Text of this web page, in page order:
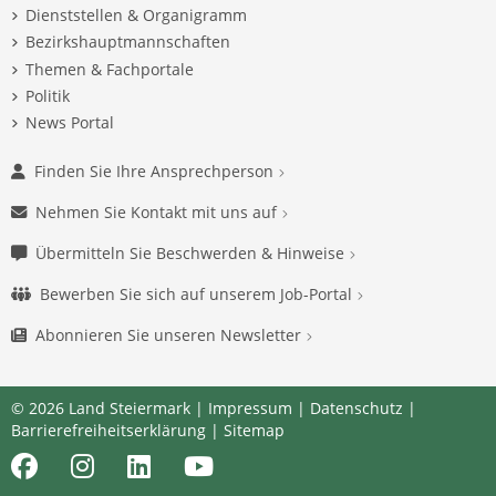
Dienststellen & Organigramm
Bezirkshauptmannschaften
Themen & Fachportale
Politik
News Portal
Finden Sie Ihre Ansprechperson
Nehmen Sie Kontakt mit uns auf
Übermitteln Sie Beschwerden & Hinweise
Bewerben Sie sich auf unserem Job-Portal
Abonnieren Sie unseren Newsletter
© 2026 Land Steiermark | Impressum | Datenschutz |
Barrierefreiheitserklärung | Sitemap
FacebookInstagramLinkedInYoutube